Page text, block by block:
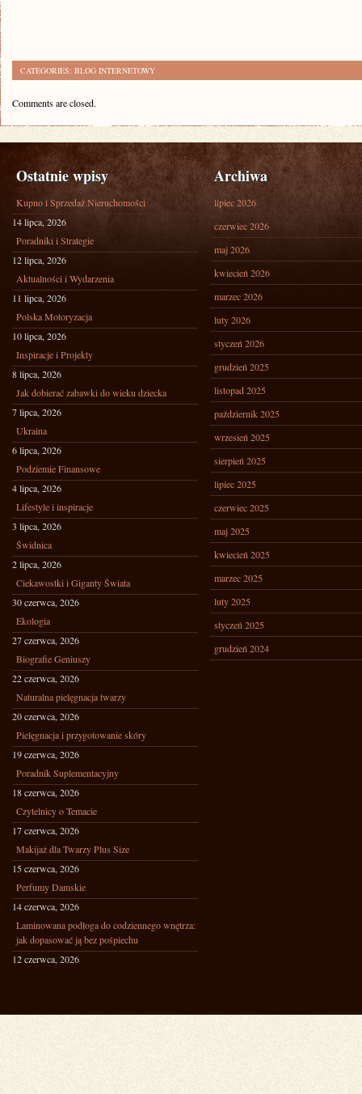
CATEGORIES: BLOG INTERNETOWY
Comments are closed.
Ostatnie wpisy
Kupno i Sprzedaż Nieruchomości
14 lipca, 2026
Poradniki i Strategie
12 lipca, 2026
Aktualności i Wydarzenia
11 lipca, 2026
Polska Motoryzacja
10 lipca, 2026
Inspiracje i Projekty
8 lipca, 2026
Jak dobierać zabawki do wieku dziecka
7 lipca, 2026
Ukraina
6 lipca, 2026
Podziemie Finansowe
4 lipca, 2026
Lifestyle i inspiracje
3 lipca, 2026
Świdnica
2 lipca, 2026
Ciekawostki i Giganty Świata
30 czerwca, 2026
Ekologia
27 czerwca, 2026
Biografie Geniuszy
22 czerwca, 2026
Naturalna pielęgnacja twarzy
20 czerwca, 2026
Pielęgnacja i przygotowanie skóry
19 czerwca, 2026
Poradnik Suplementacyjny
18 czerwca, 2026
Czytelnicy o Temacie
17 czerwca, 2026
Makijaż dla Twarzy Plus Size
15 czerwca, 2026
Perfumy Damskie
14 czerwca, 2026
Laminowana podłoga do codziennego wnętrza:
jak dopasować ją bez pośpiechu
12 czerwca, 2026
Archiwa
lipiec 2026
czerwiec 2026
maj 2026
kwiecień 2026
marzec 2026
luty 2026
styczeń 2026
grudzień 2025
listopad 2025
październik 2025
wrzesień 2025
sierpień 2025
lipiec 2025
czerwiec 2025
maj 2025
kwiecień 2025
marzec 2025
luty 2025
styczeń 2025
grudzień 2024